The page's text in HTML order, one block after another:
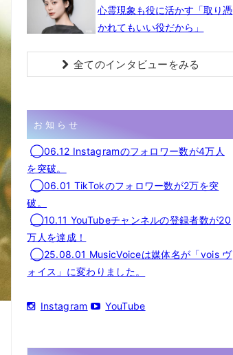
心霊現象も役に活かす「取り憑
かれてもいい役だから」
全てのインタビューをみる
お知らせ
◯06.12 Instagramのフォロワー数が4万人
を突破。
◯06.01 TikTokのフォロワー数が2万を突
破。
◯10.11 YouTubeチャンネルの登録者数が20
万人を達成！
◯25.08.01 MusicVoiceは媒体名が「vois ヴ
ォイス」に変わりました。
Instagram YouTube